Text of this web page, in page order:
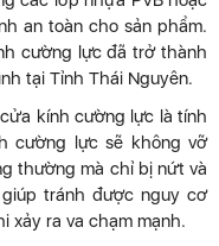
an toàn cho sản phẩm.
cường lực đã trở thành
tại Tỉnh Thái Nguyên.
kính cường lực là tính
cường lực sẽ không vỡ
thường mà chỉ bị nứt và
tránh được nguy cơ
xảy ra va chạm mạnh.